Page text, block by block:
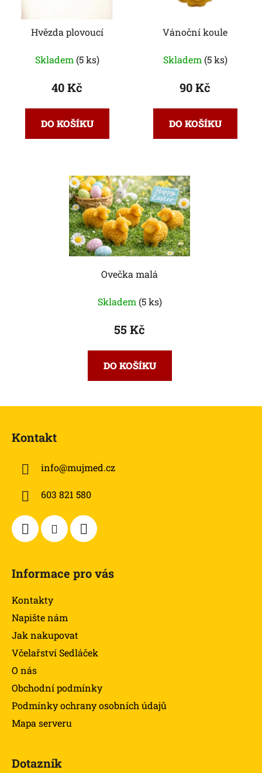
Hvězda plovoucí
Skladem (5 ks)
40 Kč
DO KOŠÍKU
Vánoční koule
Skladem (5 ks)
90 Kč
DO KOŠÍKU
Ovečka malá
Skladem (5 ks)
55 Kč
DO KOŠÍKU
Kontakt
info@mujmed.cz
603 821 580
Informace pro vás
Kontakty
Napište nám
Jak nakupovat
Včelařství Sedláček
O nás
Obchodní podmínky
Podmínky ochrany osobních údajů
Mapa serveru
Dotazník